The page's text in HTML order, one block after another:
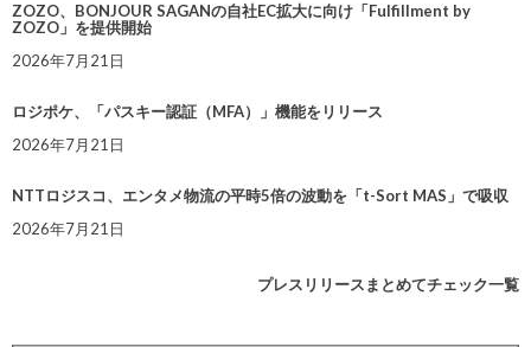
ZOZO、BONJOUR SAGANの自社EC拡大に向け「Fulfillment by
ZOZO」を提供開始
2026年7月21日
ロジポケ、「パスキー認証（MFA）」機能をリリース
2026年7月21日
NTTロジスコ、エンタメ物流の平時5倍の波動を「t-Sort MAS」で吸収
2026年7月21日
プレスリリースまとめてチェック一覧